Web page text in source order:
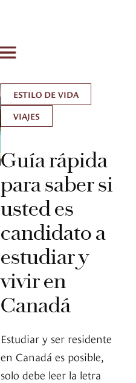
ESTILO DE VIDA
VIAJES
Guía rápida
para saber si
usted es
candidato a
estudiar y
vivir en
Canadá
Estudiar y ser residente
en Canadá es posible,
solo debe leer la letra